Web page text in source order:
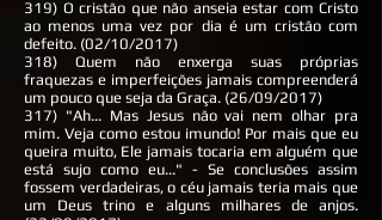
319) O cristão que não anseia estar com Cristo
ao menos uma vez por dia é um cristão com
defeito. (02/10/2017)
318) Quem não enxerga suas próprias
fraquezas e imperfeições jamais compreenderá
um pouco que seja da Graça. (26/09/2017)
317) "Ah... Mas Jesus não vai nem olhar pra
mim. Veja como estou imundo! Por mais que eu
queira muito, Ele jamais tocaria em alguém que
está sujo como eu..." - Se conclusões assim
fossem verdadeiras, o céu jamais teria mais que
um Deus trino e alguns milhares de anjos.